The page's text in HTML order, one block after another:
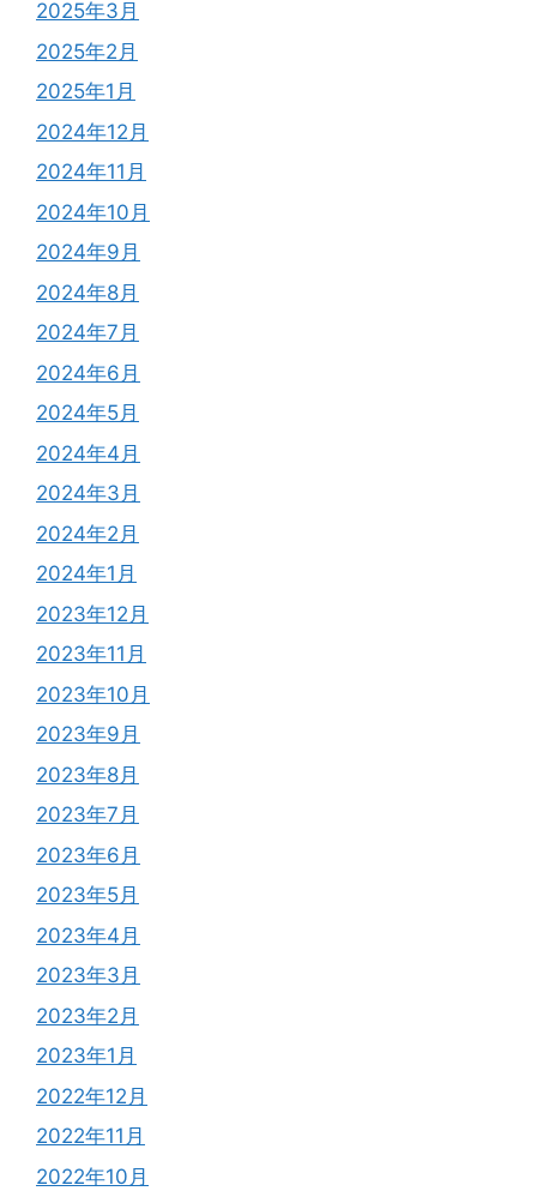
2025年3月
2025年2月
2025年1月
2024年12月
2024年11月
2024年10月
2024年9月
2024年8月
2024年7月
2024年6月
2024年5月
2024年4月
2024年3月
2024年2月
2024年1月
2023年12月
2023年11月
2023年10月
2023年9月
2023年8月
2023年7月
2023年6月
2023年5月
2023年4月
2023年3月
2023年2月
2023年1月
2022年12月
2022年11月
2022年10月